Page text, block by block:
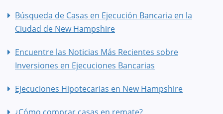
Búsqueda de Casas en Ejecución Bancaria en la
Ciudad de New Hampshire
Encuentre las Noticias Más Recientes sobre
Inversiones en Ejecuciones Bancarias
Ejecuciones Hipotecarias en New Hampshire